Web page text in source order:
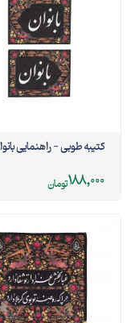
کتیبه طوبی - راهنمایی
188,000تومان